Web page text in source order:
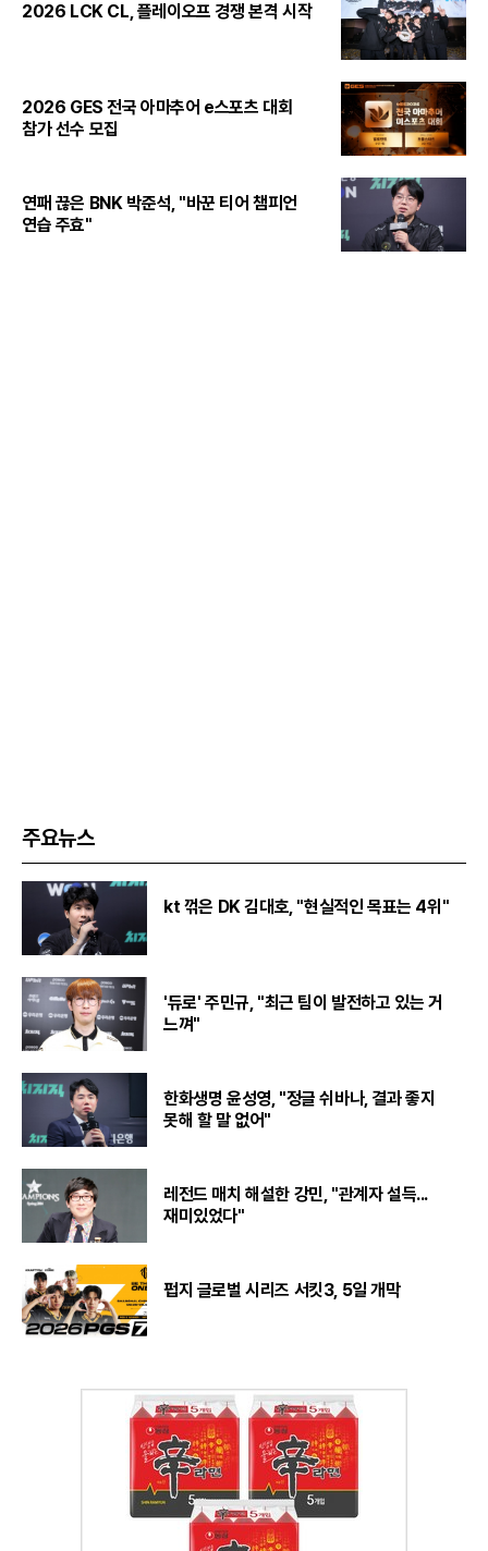
2026 LCK CL, 플레이오프 경쟁 본격 시작
2026 GES 전국 아마추어 e스포츠 대회
참가 선수 모집
연패 끊은 BNK 박준석, "바꾼 티어 챔피언
연습 주효"
주요뉴스
kt 꺾은 DK 김대호, "현실적인 목표는 4위"
'듀로' 주민규, "최근 팀이 발전하고 있는 거
느껴"
한화생명 윤성영, "정글 쉬바나, 결과 좋지
못해 할 말 없어"
레전드 매치 해설한 강민, "관계자 설득...
재미있었다"
펍지 글로벌 시리즈 서킷3, 5일 개막